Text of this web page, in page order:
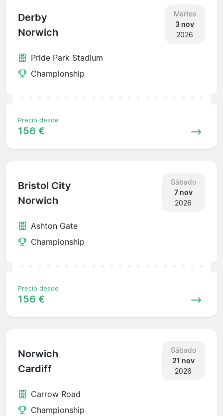
Derby
Norwich
Martes
3 nov
2026
Pride Park Stadium
Championship
Precio desde
156 €
Bristol City
Norwich
Sábado
7 nov
2026
Ashton Gate
Championship
Precio desde
156 €
Norwich
Cardiff
Sábado
21 nov
2026
Carrow Road
Championship